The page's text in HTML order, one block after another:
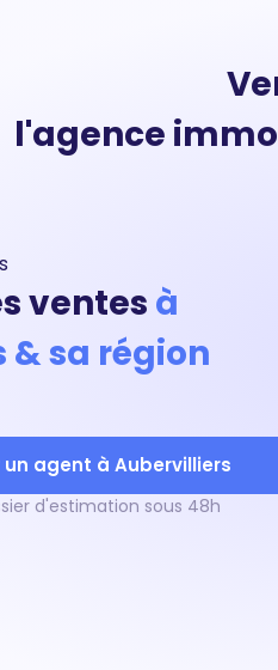
l'agence
ventes à
sa région
agent à Aubervilliers
d'estimation sous 48h